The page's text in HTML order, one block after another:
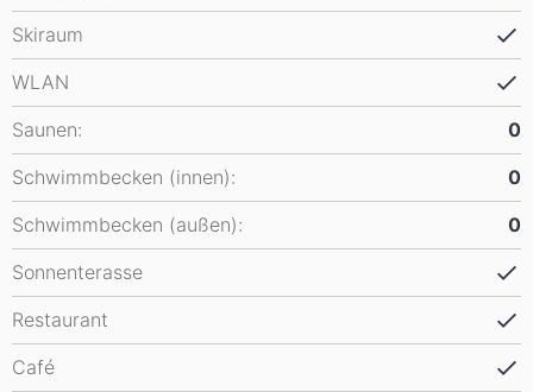
Skiraum
WLAN
Saunen:
0
Schwimmbecken (innen):
0
Schwimmbecken (außen):
0
Sonnenterasse
Restaurant
Café